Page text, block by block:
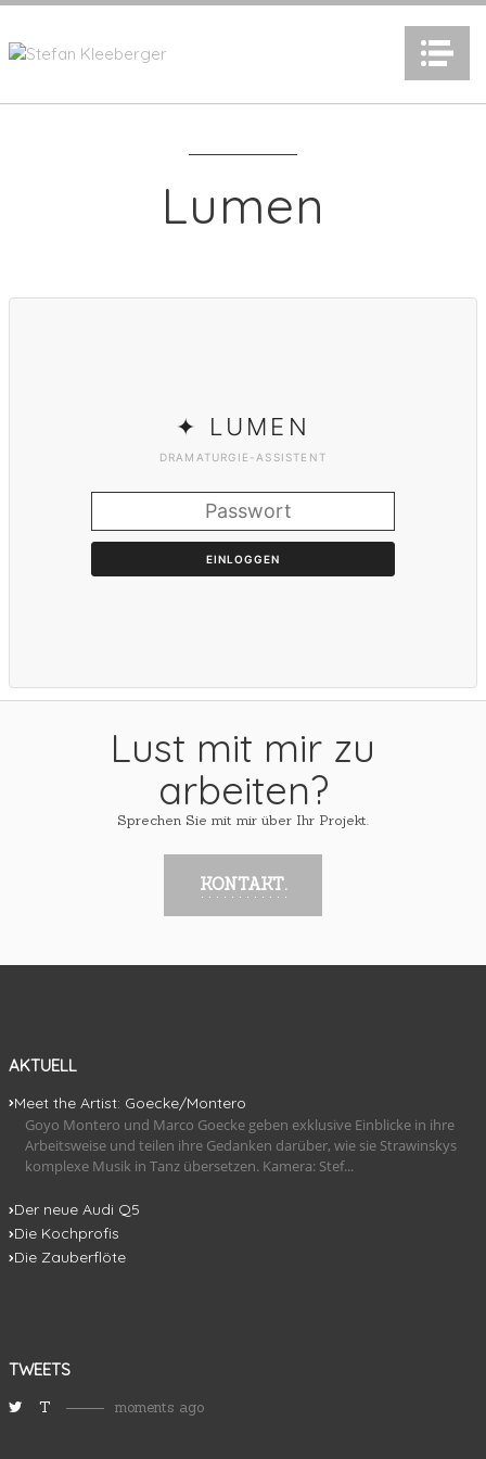
Lumen
✦ LUMEN
DRAMATURGIE-ASSISTENT
EINLOGGEN
Lust mit mir zu
arbeiten?
Sprechen Sie mit mir über Ihr Projekt.
KONTAKT.
AKTUELL
Meet the Artist: Goecke/Montero
Goyo Montero und Marco Goecke geben exklusive Einblicke in ihre
Arbeitsweise und teilen ihre Gedanken darüber, wie sie Strawinskys
komplexe Musik in Tanz übersetzen. Kamera: Stef...
Der neue Audi Q5
Die Kochprofis
Die Zauberflöte
TWEETS
T moments ago